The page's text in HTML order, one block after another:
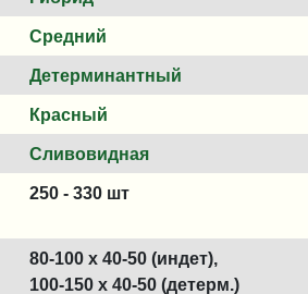
Средний
Детерминантный
Красный
Сливовидная
250 - 330 шт
80-100 x 40-50 (индет),
100-150 x 40-50 (детерм.)